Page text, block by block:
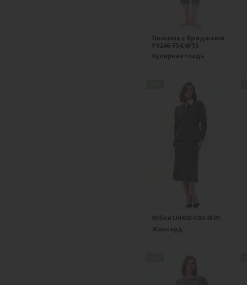
Пижама с бриджами
P0246-F54.6F15
Кулирная гладь
Юбка U0420-C83.6F01
Жаккард